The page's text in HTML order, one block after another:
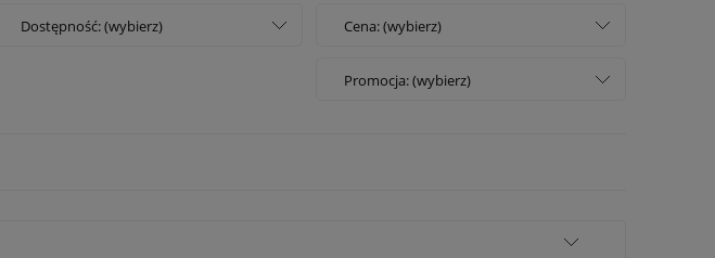
Dostępność: (wybierz) Cena: (wybierz)
Promocja: (wybierz)